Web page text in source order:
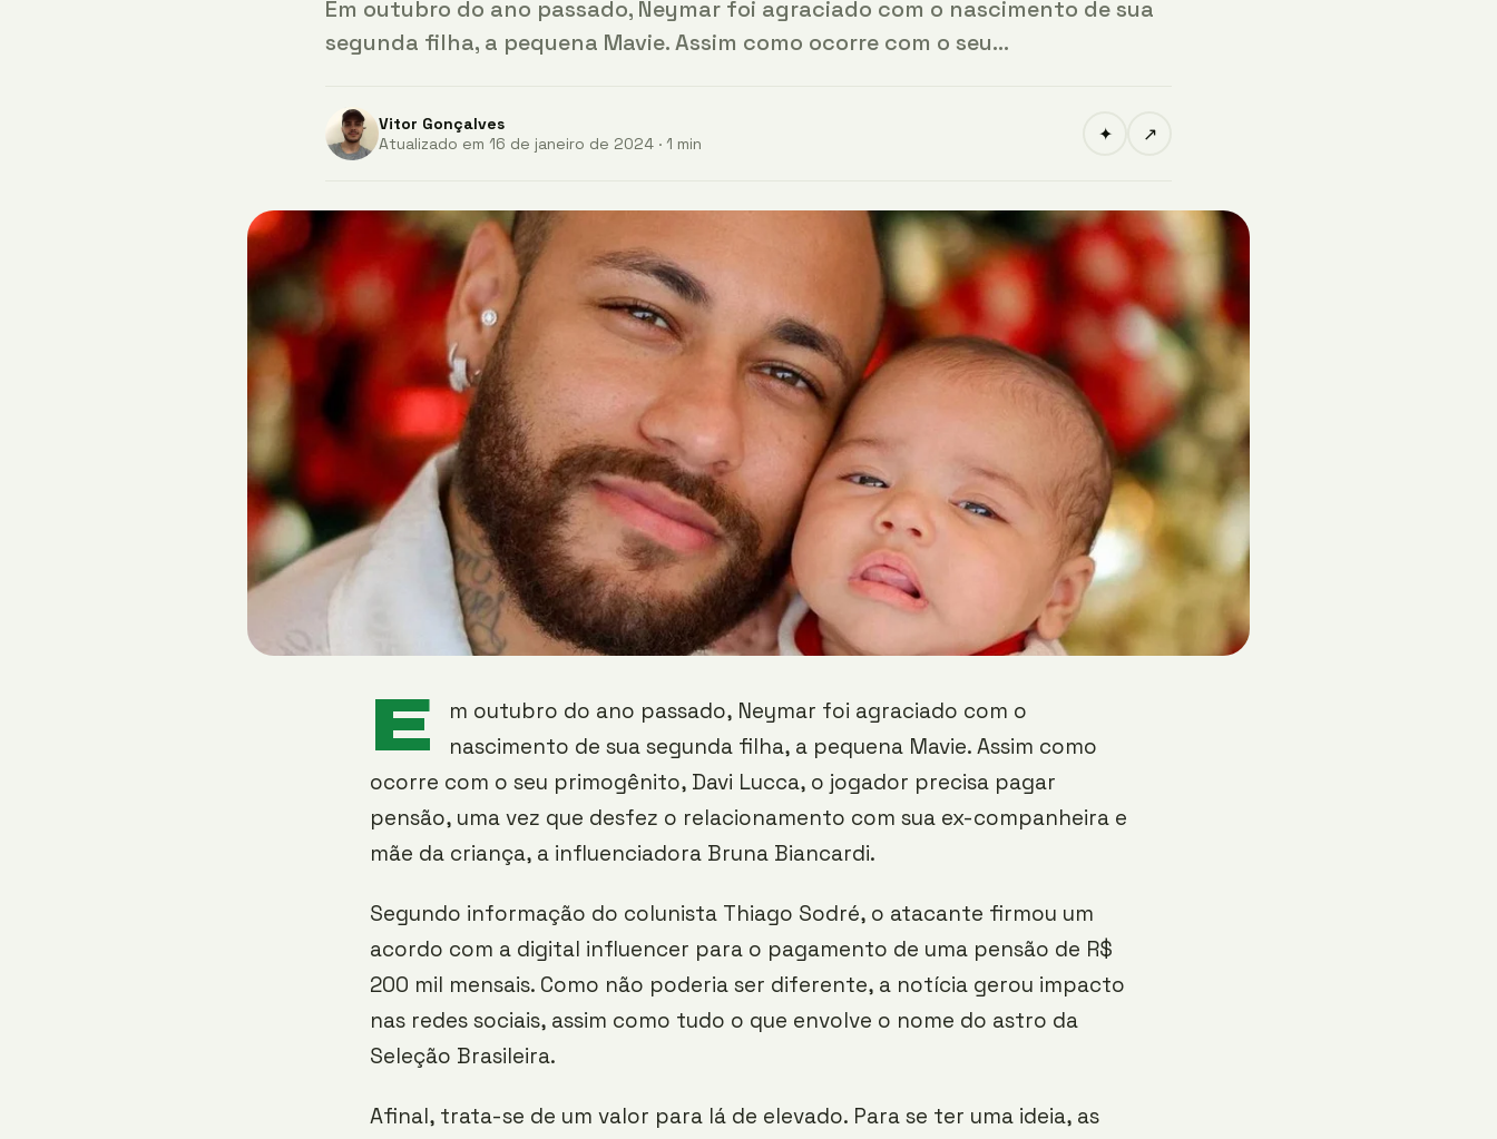
Em outubro do ano passado, Neymar foi agraciado com o nascimento de sua
segunda filha, a pequena Mavie. Assim como ocorre com o seu…
Vitor Gonçalves
Atualizado em 16 de janeiro de 2024 · 1 min
✦ ↗
E
m outubro do ano passado, Neymar foi agraciado com o
nascimento de sua segunda filha, a pequena Mavie. Assim como
ocorre com o seu primogênito, Davi Lucca, o jogador precisa pagar
pensão, uma vez que desfez o relacionamento com sua ex-companheira e
mãe da criança, a influenciadora Bruna Biancardi.
Segundo informação do colunista Thiago Sodré, o atacante firmou um
acordo com a digital influencer para o pagamento de uma pensão de R$
200 mil mensais. Como não poderia ser diferente, a notícia gerou impacto
nas redes sociais, assim como tudo o que envolve o nome do astro da
Seleção Brasileira.
Afinal, trata-se de um valor para lá de elevado. Para se ter uma ideia, as